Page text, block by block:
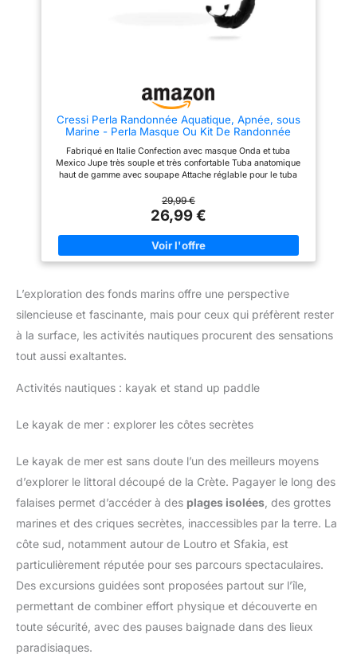
problème,Remarque : veuillez
nettoyer soigneusement le sable
dans le tube avant la prochaine
utilisation, sinon l'eau entrera
dans les équipements de
plongée sous-marine, d'apnée
et de snorkeling depuis 1946.
Cressi Perla Randonnée Aquatique, Apnée, sous
Marine - Perla Masque Ou Kit De Randonnée
Unique, Adulte Unisexe
Fabriqué en Italie Confection avec masque Onda et tuba
Mexico Jupe très souple et très confortable Tuba anatomique
haut de gamme avec soupape Attache réglable pour le tuba
29,99 €
26,99 €
L’exploration des fonds marins offre une perspective
silencieuse et fascinante, mais pour ceux qui préfèrent rester
à la surface, les activités nautiques procurent des sensations
tout aussi exaltantes.
Activités nautiques : kayak et stand up paddle
Le kayak de mer : explorer les côtes secrètes
Le kayak de mer est sans doute l’un des meilleurs moyens
d’explorer le littoral découpé de la Crète. Pagayer le long des
falaises permet d’accéder à des plages isolées, des grottes
marines et des criques secrètes, inaccessibles par la terre. La
côte sud, notamment autour de Loutro et Sfakia, est
particulièrement réputée pour ses parcours spectaculaires.
Des excursions guidées sont proposées partout sur l’île,
permettant de combiner effort physique et découverte en
toute sécurité, avec des pauses baignade dans des lieux
paradisiaques.